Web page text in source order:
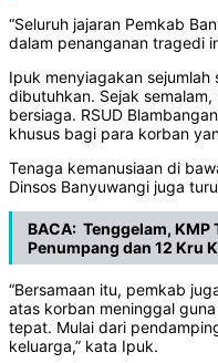
“Seluruh jajaran Pemkab
dalam penanganan tragedi
Ipuk menyiagakan
dibutuhkan. Sejak
bersiaga. RSUD
khusus bagi para korban
Tenaga kemanusiaan di
Dinsos Banyuwangi juga
BACA: Tenggelam, KMP
Penumpang dan 12 Kru
“Bersamaan itu, pemkab
atas korban meninggal
tepat. Mulai dari
keluarga,” kata Ipuk.